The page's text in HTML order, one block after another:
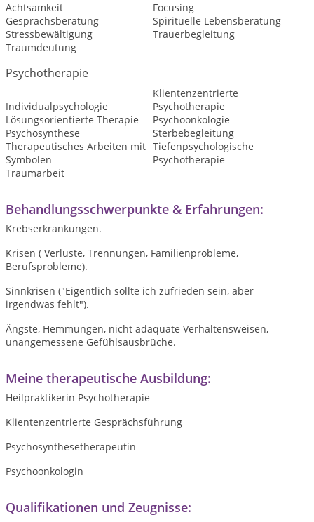
Achtsamkeit
Focusing
Gesprächsberatung
Spirituelle Lebensberatung
Stressbewältigung
Trauerbegleitung
Traumdeutung
Psychotherapie
Individualpsychologie
Klientenzentrierte
Psychotherapie
Lösungsorientierte Therapie
Psychoonkologie
Psychosynthese
Sterbebegleitung
Therapeutisches Arbeiten mit
Symbolen
Tiefenpsychologische
Psychotherapie
Traumarbeit
Behandlungsschwerpunkte & Erfahrungen:
Krebserkrankungen.
Krisen ( Verluste, Trennungen, Familienprobleme,
Berufsprobleme).
Sinnkrisen ("Eigentlich sollte ich zufrieden sein, aber
irgendwas fehlt").
Ängste, Hemmungen, nicht adäquate Verhaltensweisen,
unangemessene Gefühlsausbrüche.
Meine therapeutische Ausbildung:
Heilpraktikerin Psychotherapie
Klientenzentrierte Gesprächsführung
Psychosynthesetherapeutin
Psychoonkologin
Qualifikationen und Zeugnisse: